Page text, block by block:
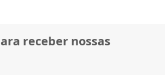
receber nossas